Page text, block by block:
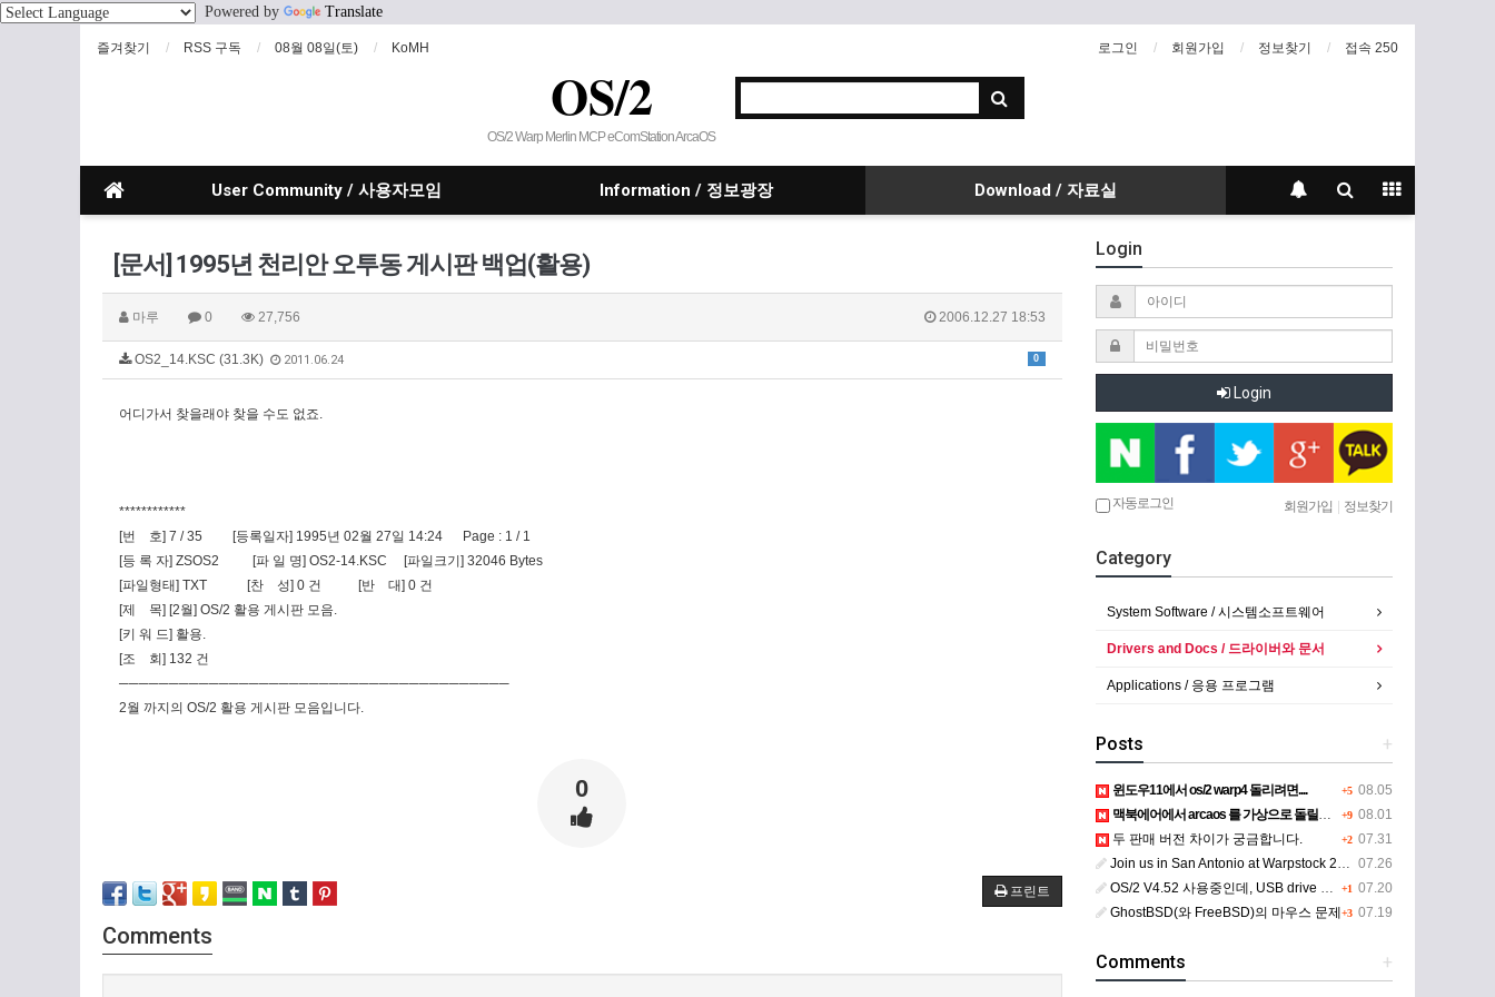
Powered by Translate
즐겨찾기 RSS 구독 08월 08일(토) KoMH 로그인 회원가입 정보찾기 접속 250
OS/2
OS/2 Warp Merlin MCP eComStation ArcaOS
User Community / 사용자모임 Information / 정보광장 Download / 자료실
[문서] 1995년 천리안 오투동 게시판 백업(활용)
마루 0 27,756 2006.12.27 18:53
0
OS2_14.KSC (31.3K) 2011.06.24
어디가서 찾을래야 찾을 수도 없죠.
************
[번 호] 7 / 35 [등록일자] 1995년 02월 27일 14:24 Page : 1 / 1
[등 록 자] ZSOS2 [파 일 명] OS2-14.KSC [파일크기] 32046 Bytes
[파일형태] TXT [찬 성] 0 건 [반 대] 0 건
[제 목] [2월] OS/2 활용 게시판 모음.
[키 워 드] 활용.
[조 회] 132 건
───────────────────────────────────────
2월 까지의 OS/2 활용 게시판 모음입니다.
0
프린트
Comments
Login
Login
자동로그인 회원가입 | 정보찾기
Category
System Software / 시스템소프트웨어
Drivers and Docs / 드라이버와 문서
Applications / 응용 프로그램
+
Posts
+5 08.05
윈도우11에서 os/2 warp4 돌리려면....
+9 08.01
맥북에어에서 arcaos 를 가상으로 돌릴려면 어떻게 해야 하는 지요?
+2 07.31
두 판매 버전 차이가 궁금합니다.
07.26
Join us in San Antonio at Warpstock 2026
+1 07.20
OS/2 V4.52 사용중인데, USB drive 사용 가능한지요?
+3 07.19
GhostBSD(와 FreeBSD)의 마우스 문제
+
Comments